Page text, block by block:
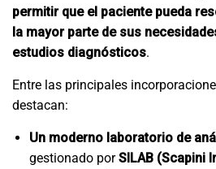
permitir que el paciente pueda
la mayor parte de sus
estudios diagnósticos.
Entre las principales
destacan:
Un moderno laboratorio de
gestionado porSILAB (Scapini